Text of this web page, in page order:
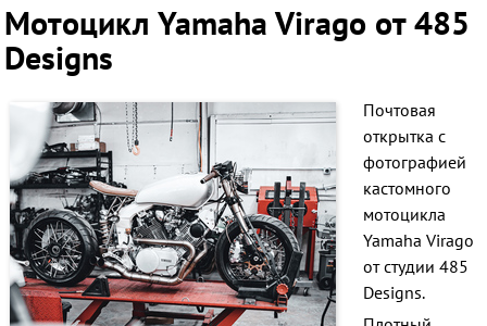
Мотоцикл Yamaha Virago от 485
Designs
Почтовая
открытка с
фотографией
кастомного
мотоцикла
Yamaha Virago
от студии 485
Designs.